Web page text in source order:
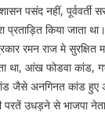
पसंद नहीं, पूर्ववर्ती
प्रताड़ित किया जाता
रमन राज मे
था, आंख फोडवा कांड,
जैसे अनगिनत कांड हुए
परतें उधड़ने से भाजपा